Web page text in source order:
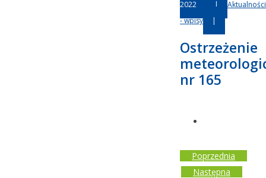
2022
|
Aktualności
- wpisy
|
Ostrzeżenie
nr 165
Poprzednia
Następna